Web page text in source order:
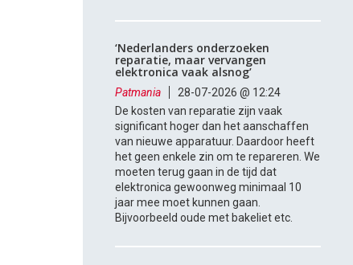
‘Nederlanders onderzoeken
reparatie, maar vervangen
elektronica vaak alsnog’
Patmania
28-07-2026 @ 12:24
De kosten van reparatie zijn vaak
significant hoger dan het aanschaffen
van nieuwe apparatuur. Daardoor heeft
het geen enkele zin om te repareren. We
moeten terug gaan in de tijd dat
elektronica gewoonweg minimaal 10
jaar mee moet kunnen gaan.
Bijvoorbeeld oude met bakeliet etc.